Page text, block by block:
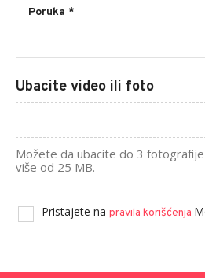
Ubacite video ili foto
Možete da ubacite do 3
više od 25 MB.
Pristajete na pravila korišćenja